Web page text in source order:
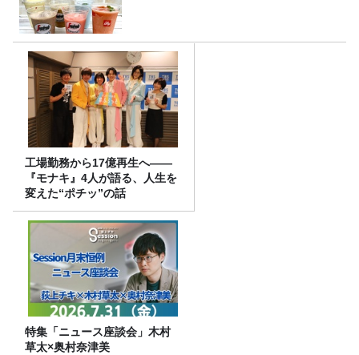
工場勤務から17億再生へ——
『モナキ』4人が語る、人生を
変えた“ポチッ”の話
特集「ニュース座談会」木村
草太×奥村奈津美